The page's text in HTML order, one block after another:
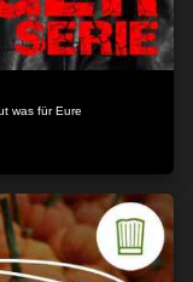
was für Eure